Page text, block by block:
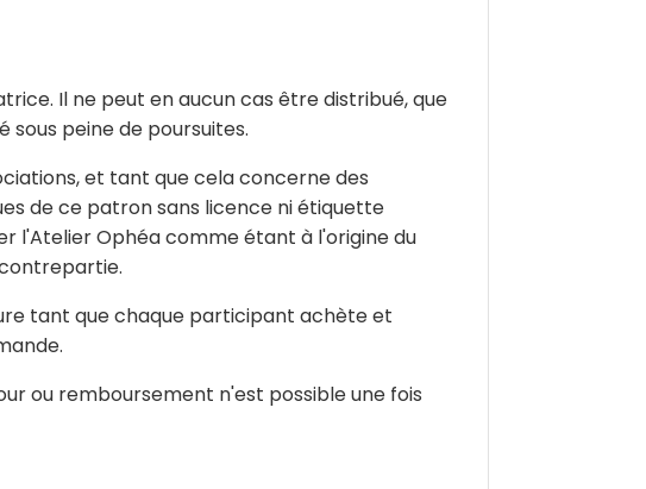
Il ne peut en aucun cas être distribué, que
peine de poursuites.
et tant que cela concerne des
de ce patron sans licence ni étiquette
l'Atelier Ophéa comme étant à l'origine du
tant que chaque participant achète et
ou remboursement n'est possible une fois